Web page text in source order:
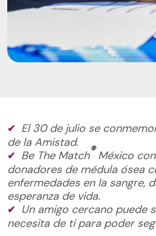
El 30 de julio se
de la Amistad.
Be The Match® México
donadores de médula ósea
enfermedades en la sangre,
esperanza de vida.
Un amigo cercano puede
necesita de ti para poder